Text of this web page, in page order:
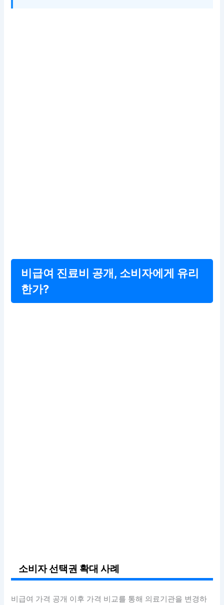
비급여 진료비 공개, 소비자에게 유리
한가?
소비자 선택권 확대 사례
비급여 가격 공개 이후 가격 비교를 통해 의료기관을 변경하